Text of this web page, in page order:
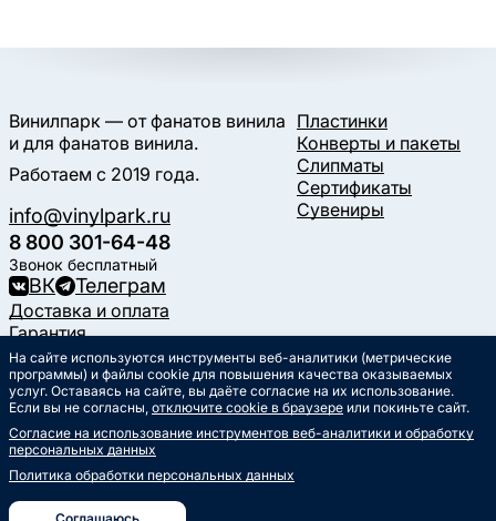
Винилпарк — от фанатов винила
и для фанатов винила.
Работаем с 2019 года.
info@vinylpark.ru
8 800 301-64-48
Звонок бесплатный
ВК Телеграм
Пластинки
Конверты и пакеты
Слипматы
Сертификаты
Сувениры
Доставка и оплата
Гарантия
Контакты
Статьи
Музыкальный календарь
Публичная оферта
Политика обработки
Согласие на обработкуперсональных данных
На сайте используются инструменты веб-аналитики (метрические
программы) и файлы cookie для повышения качества оказываемых
услуг. Оставаясь на сайте, вы даёте согласие на их использование.
Если вы не согласны, отключите cookie в браузере или покиньте сайт.
Согласие на использование инструментов веб-аналитики и обработку
персональных данных
Политика обработки персональных данных